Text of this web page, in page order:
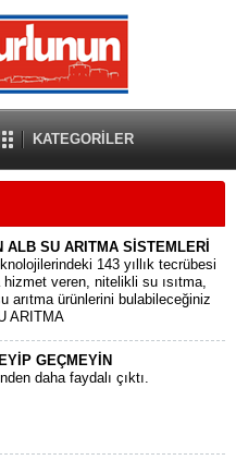
KATEGORİLER
ALB SU ARITMA SİSTEMLERİ
143 yıllık tecrübesi
hizmet veren, nitelikli su ısıtma,
arıtma ürünlerini bulabileceğiniz
ARITMA
GEÇMEYİN
daha faydalı çıktı.